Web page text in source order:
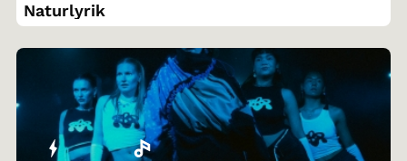
Naturlyrik